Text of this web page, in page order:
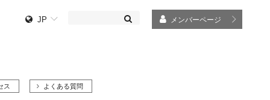
JP メンバーページ
ス よくある質問